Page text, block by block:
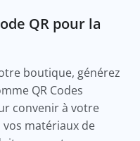
QR pour la
boutique, générez
QR Codes
convenir à votre
matériaux de